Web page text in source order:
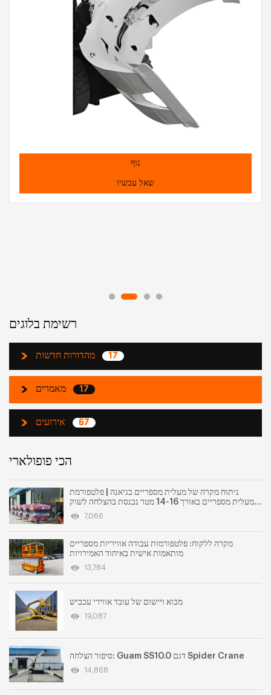
נוף
שאל עכשיו
רשימת בלוגים
מהדורות חדשות 17
מאמרים 17
אירועים 67
הכי פופולארי
ניתוח מקרה של מעלית מספריים בגיאנה | פלטפורמת
מעלית מספריים באורך 14-16 מטר נכנסת בהצלחה לשוק
הדרום אמריקאי
7,066
מקרה ללקוח: פלטפורמות עבודה אוויריות מספריים
מותאמות אישית באיחוד האמירויות
13,784
מבוא ויישום של עובד אווירי עכביש
19,087
סיפור הצלחה: Guam SS10.0 דגם Spider Crane
14,868